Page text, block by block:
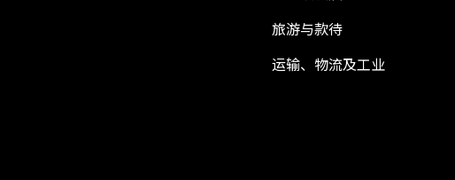
旅游与款待
运输、物流及工业